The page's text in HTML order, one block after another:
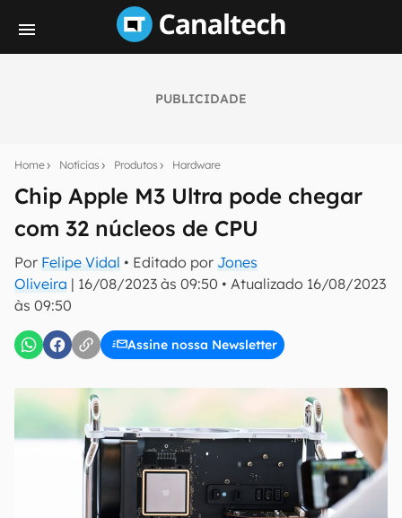
PUBLICIDADE
Home Notícias Produtos Hardware
Chip Apple M3 Ultra pode chegar
com 32 núcleos de CPU
Por Felipe Vidal • Editado por Jones
Oliveira | 16/08/2023 às 09:50 • Atualizado 16/08/2023
às 09:50
Assine nossa Newsletter
notícias e reviews sobre tecnologia em primeira
mão.
E-mail
Confirmo que li, aceito e concordo com os